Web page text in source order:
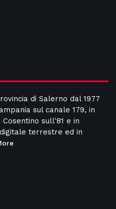
di Salerno dal 1977
sul canale 179, in
sull'81 e in
terrestre ed in